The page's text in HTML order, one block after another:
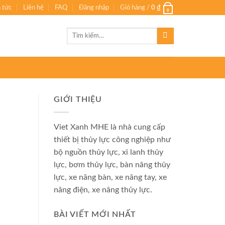
tức Liên hệ FAQ Đăng nhập Giỏ hàng / 0 ₫ 0
Tìm
GIỚI THIỆU
Viet Xanh MHE là nhà cung cấp
thiết bị thủy lực công nghiệp như
bộ nguồn thủy lực, xi lanh thủy
lực, bơm thủy lực, bàn nâng thủy
lực, xe nâng bàn, xe nâng tay, xe
nâng điện, xe nâng thủy lực.
BÀI VIẾT MỚI NHẤT